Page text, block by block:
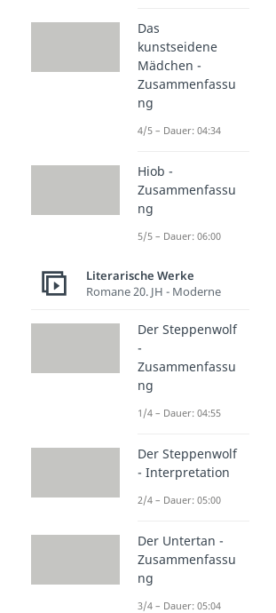
Das
kunstseidene
Mädchen -
Zusammenfassu
ng
4/5 – Dauer: 04:34
Hiob -
Zusammenfassu
ng
5/5 – Dauer: 06:00
Literarische Werke
Romane 20. JH - Moderne
Der Steppenwolf
-
Zusammenfassu
ng
1/4 – Dauer: 04:55
Der Steppenwolf
- Interpretation
2/4 – Dauer: 05:00
Der Untertan -
Zusammenfassu
ng
3/4 – Dauer: 05:04